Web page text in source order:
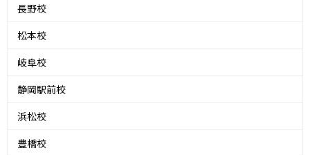
長野校
松本校
岐阜校
静岡駅前校
浜松校
豊橋校